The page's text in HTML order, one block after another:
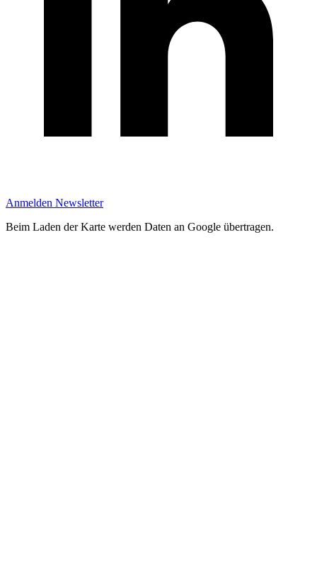
Anmelden Newsletter
Beim Laden der Karte werden Daten an Google übertragen.